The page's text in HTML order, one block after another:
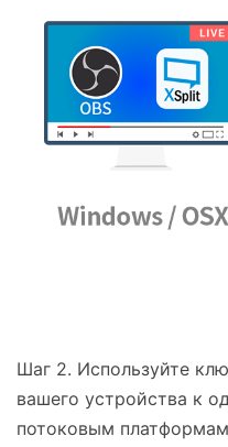
Шаг 2. Используйте
вашего устройства к
потоковым платформам